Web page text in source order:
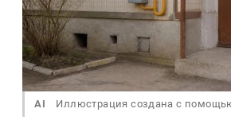
AI Иллюстрация создана с